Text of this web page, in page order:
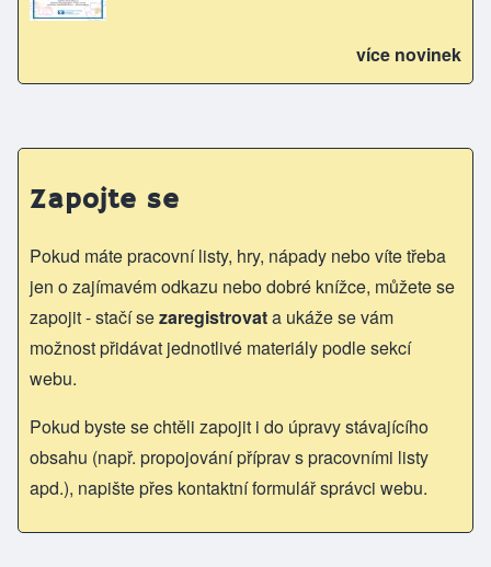
více novinek
Zapojte se
Pokud máte pracovní listy, hry, nápady nebo víte třeba
jen o zajímavém odkazu nebo dobré knížce, můžete se
zapojit - stačí sezaregistrovata ukáže se vám
možnost přidávat jednotlivé materiály podle sekcí
webu.
Pokud byste se chtěli zapojit i do úpravy stávajícího
obsahu (např. propojování příprav s pracovními listy
apd.), napište přes kontaktní formulář správci webu.